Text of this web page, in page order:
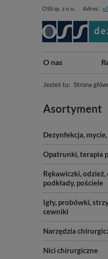
OSS sp. z o.o. Adres:
O nas
Jesteś tu: Strona
Asortyment
Dezynfekcja,
Opatrunki, terapia
Rękawiczki, odzież,
podkłady, pościele
Igły, probówki,
cewniki
Narzędzia
Nici chirurgiczne